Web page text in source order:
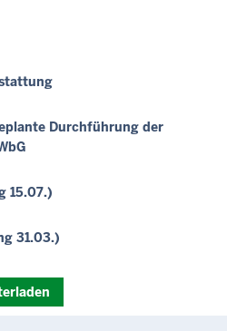
Durchführung der
15.07.)
31.03.)